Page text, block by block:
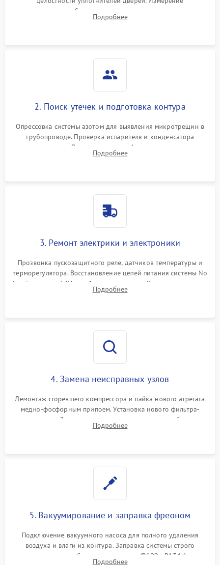
1000 ₽
1800 ₽
сопротивления обмоток мотора, проверка термостата и
считывание кодов ошибок с электронного дисплея.
Подробнее
2. Поиск утечек и подготовка контура
Опрессовка системы азотом для выявления микротрещин в
трубопроводе. Проверка испарителя и конденсатора
течеискателем. Демонтаж старого фильтра-осушителя и
продувка капиллярной трубки для устранения засоров.
Подробнее
3. Ремонт электрики и электроники
Прозвонка пускозащитного реле, датчиков температуры и
терморегулятора. Восстановление цепей питания системы No
Frost, включая ТЭН оттайки и вентилятор. Ремонт или замена
платы управления при сбоях алгоритмов.
Подробнее
4. Замена неисправных узлов
Демонтаж сгоревшего компрессора и пайка нового агрегата
медно-фосфорным припоем. Установка нового фильтра-
осушителя. Замена изношенных вентиляторов обдува,
сломанных заслонок или поврежденных дверных петель.
Подробнее
5. Вакуумирование и заправка фреоном
Подключение вакуумного насоса для полного удаления
воздуха и влаги из контура. Заправка системы строго
дозированным объемом хладагента (R600a, R134a) по
Подробнее